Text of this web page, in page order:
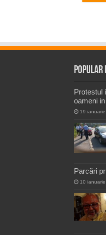
Popular
Protestul
oameni
19
Parcări
10